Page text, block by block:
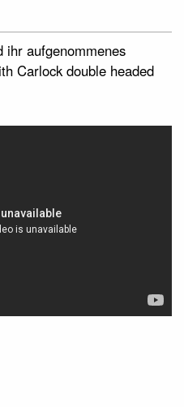
ihr aufgenommenes
Carlock double headed